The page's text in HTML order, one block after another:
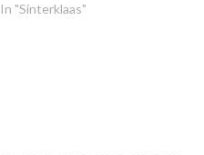
In "Sinterklaas"